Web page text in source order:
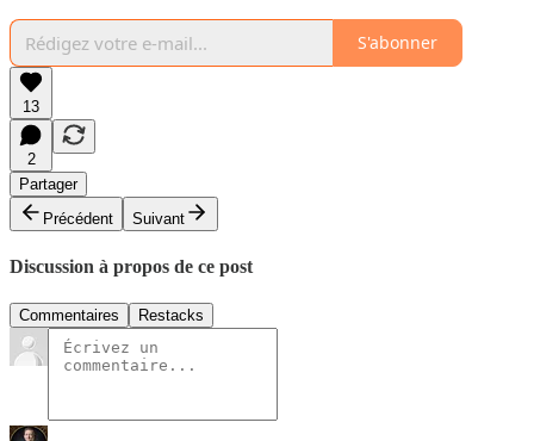
S'abonner
13
2
Partager
Précédent
Suivant
Discussion à propos de ce post
Commentaires Restacks